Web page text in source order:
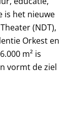
is het nieuwe
(NDT),
Orkest en
m² is
vormt de ziel